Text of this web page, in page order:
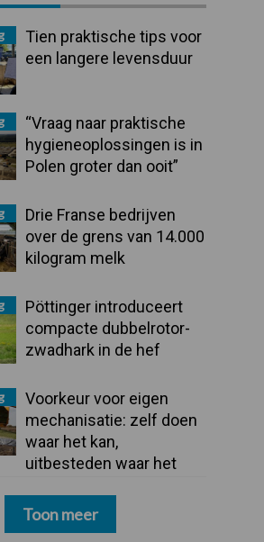
Tien praktische tips voor
een langere levensduur
“Vraag naar praktische
hygieneoplossingen is in
Polen groter dan ooit”
Drie Franse bedrijven
over de grens van 14.000
kilogram melk
Pöttinger introduceert
compacte dubbelrotor-
zwadhark in de hef
Voorkeur voor eigen
mechanisatie: zelf doen
waar het kan,
uitbesteden waar het
Toon meer